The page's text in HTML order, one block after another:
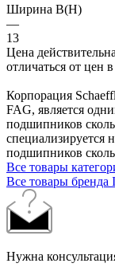
Ширина B(H)
—
13
Цена
отличаться от цен
Корпорация
FAG, является
подшипников
специализируется
подшипников
Все товары
Все товары бренда
Нужна